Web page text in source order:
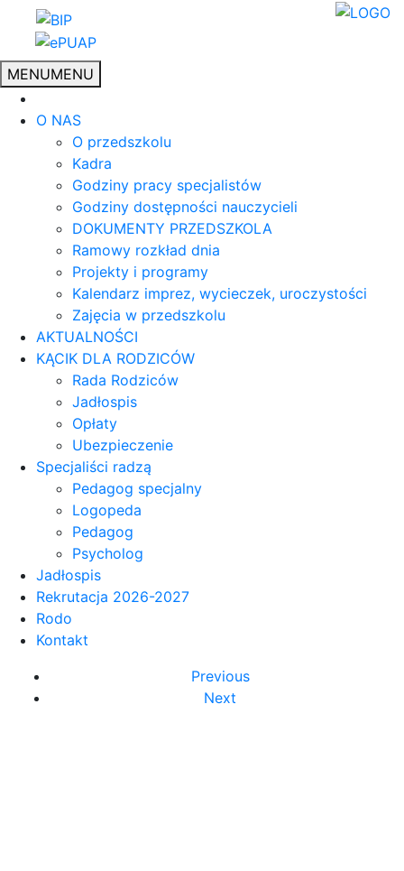
MENUMENU
O NAS
O przedszkolu
Kadra
Godziny pracy specjalistów
Godziny dostępności nauczycieli
DOKUMENTY PRZEDSZKOLA
Ramowy rozkład dnia
Projekty i programy
Kalendarz imprez, wycieczek, uroczystości
Zajęcia w przedszkolu
AKTUALNOŚCI
KĄCIK DLA RODZICÓW
Rada Rodziców
Jadłospis
Opłaty
Ubezpieczenie
Specjaliści radzą
Pedagog specjalny
Logopeda
Pedagog
Psycholog
Jadłospis
Rekrutacja 2026-2027
Rodo
Kontakt
Previous
Next